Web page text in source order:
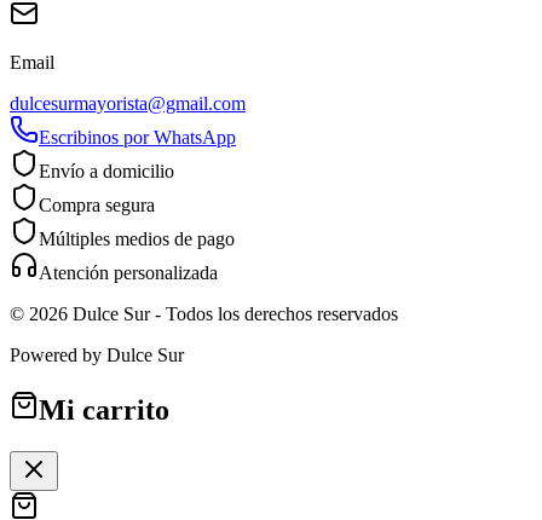
Email
dulcesurmayorista@gmail.com
Escribinos por WhatsApp
Envío a domicilio
Compra segura
Múltiples medios de pago
Atención personalizada
© 2026 Dulce Sur- Todos los derechos reservados
Powered by Dulce Sur
Mi carrito